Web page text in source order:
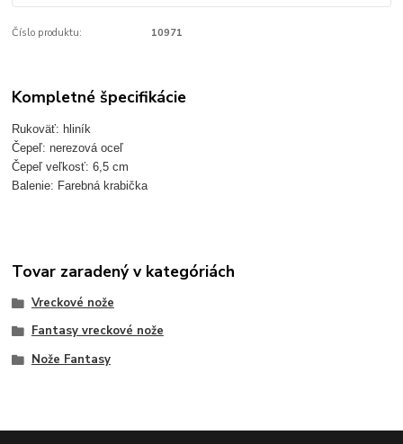
Číslo produktu: 10971
Kompletné špecifikácie
Rukoväť: hliník
Čepeľ: nerezová oceľ
Čepeľ veľkosť: 6,5 cm
Balenie: Farebná krabička
Tovar zaradený v kategóriách
Vreckové nože
Fantasy vreckové nože
Nože Fantasy